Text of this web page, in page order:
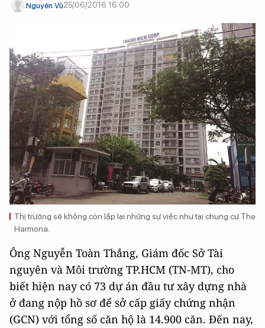
Nguyên Vũ25/06/2016 16:00
Thị trường sẽ không còn lặp lại những sự việc như tại chung cư The
Harmona.
Ông Nguyễn Toàn Thắng, Giám đốc Sở Tài
nguyên và Môi trường TP.HCM (TN-MT), cho
biết hiện nay có 73 dự án đầu tư xây dựng nhà
ở đang nộp hồ sơ để sở cấp giấy chứng nhận
(GCN) với tổng số căn hộ là 14.900 căn. Đến nay,